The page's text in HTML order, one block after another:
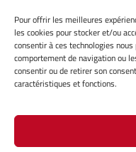
Pour offrir les meilleures
les cookies pour stocker et/ou
consentir à ces technologies
comportement de navigation ou
consentir ou de retirer son
caractéristiques et fonctions.
Mentions légales
Gérer mes cookies
Politique de cookies
Avertissement